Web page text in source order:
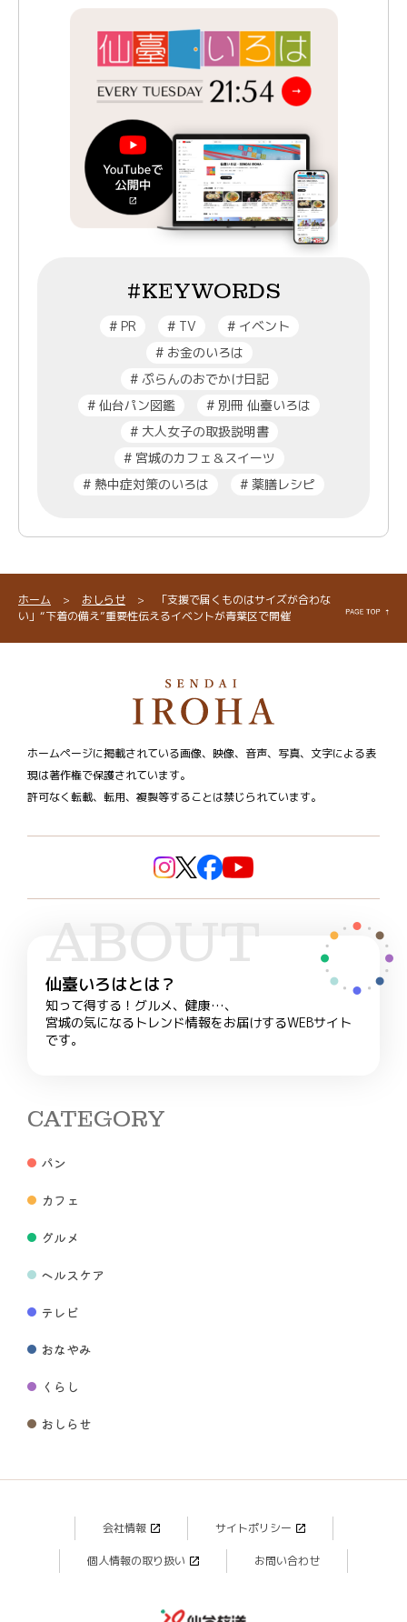
#KEYWORDS
#PR #TV #イベント
#お金のいろは
#ぷらんのおでかけ日記
# 仙台パン図鑑 # 別冊 仙臺いろは
#大人女子の取扱説明書
#宮城のカフェ＆スイーツ
# 熱中症対策のいろは # 薬膳レシピ
ホーム > おしらせ >
「支援で届くものはサイズが合わな
い」“下着の備え”重要性伝えるイベントが青葉区で開催
ホームページに掲載されている画像、映像、音声、写真、文字による表
現は著作権で保護されています。
許可なく転載、転用、複製等することは禁じられています。
ABOUT
仙臺いろはとは？
知って得する！グルメ、健康…、
宮城の気になるトレンド情報をお届けするWEBサイト
です。
CATEGORY
パン
カフェ
グルメ
ヘルスケア
テレビ
おなやみ
くらし
おしらせ
会社情報 サイトポリシー
個人情報の取り扱い お問い合わせ